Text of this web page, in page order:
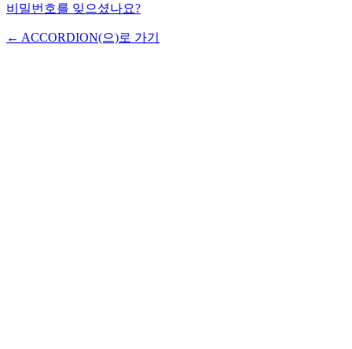
비밀번호를 잊으셨나요?
← ACCORDION(으)로 가기